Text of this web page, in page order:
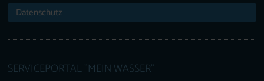
Datenschutz
SERVICEPORTAL "MEIN WASSER"